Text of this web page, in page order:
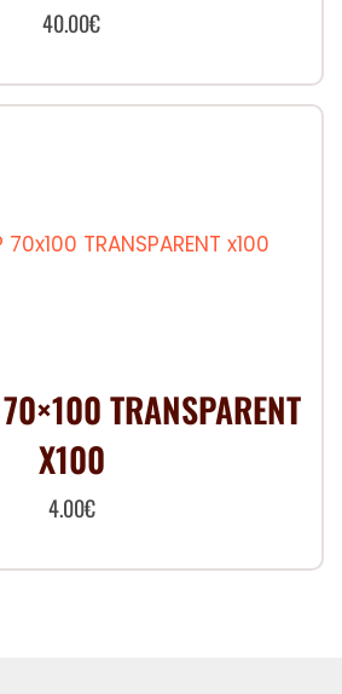
40.00€
TRANSPARENT
X100
4.00€